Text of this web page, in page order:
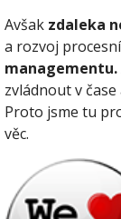
Avšak zdaleka
a rozvoj
managementu.
zvládnout v
Proto jsme tu
věc.